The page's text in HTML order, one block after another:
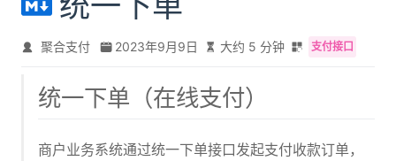
统一下单
聚合支付 2023年9月9日 大约 5 分钟 支付接口
统一下单（在线支付）
商户业务系统通过统一下单接口发起支付收款订单，